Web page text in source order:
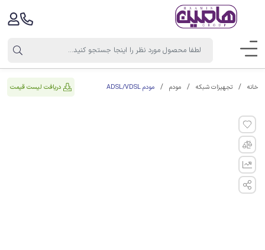
خانه تجهیزات شبکه مودم مودم ADSL/VDSL دریافت لیست قیمت